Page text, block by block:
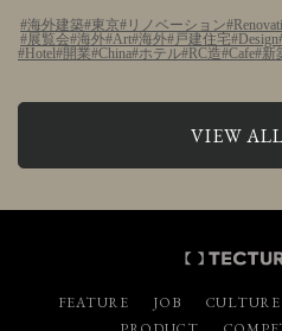
海外建築 東京 リノベーション
展覧会 海外 Art 海外 戸建住宅 Design
Hotel 開業 China ホテル RC造 Cafe 新
VIEW
FEATURE JOB CULTURE